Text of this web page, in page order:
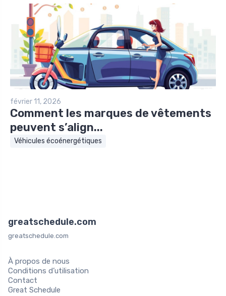
février 11, 2026
Comment les marques de vêtements
peuvent s’align...
Véhicules écoénergétiques
greatschedule.com
greatschedule.com
À propos de nous
Conditions d’utilisation
Contact
Great Schedule